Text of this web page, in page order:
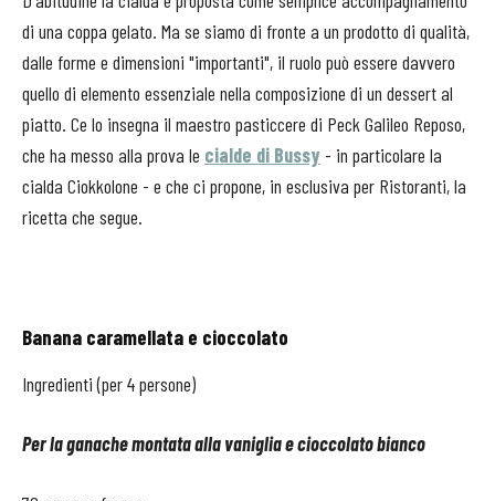
di una coppa gelato. Ma se siamo di fronte a un prodotto di qualità,
dalle forme e dimensioni "importanti", il ruolo può essere davvero
quello di elemento essenziale nella composizione di un dessert al
piatto. Ce lo insegna il maestro pasticcere di Peck Galileo Reposo,
che ha messo alla prova le cialde di Bussy - in particolare la
cialda Ciokkolone - e che ci propone, in esclusiva per Ristoranti, la
ricetta che segue.
Banana caramellata e cioccolato
Ingredienti (per 4 persone)
Per la ganache montata alla vaniglia e cioccolato bianco